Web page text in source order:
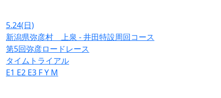
5.24(日)
新潟県弥彦村 上泉 - 井田特設周回コース
第5回弥彦ロードレース
タイムトライアル
E1 E2 E3 FY M